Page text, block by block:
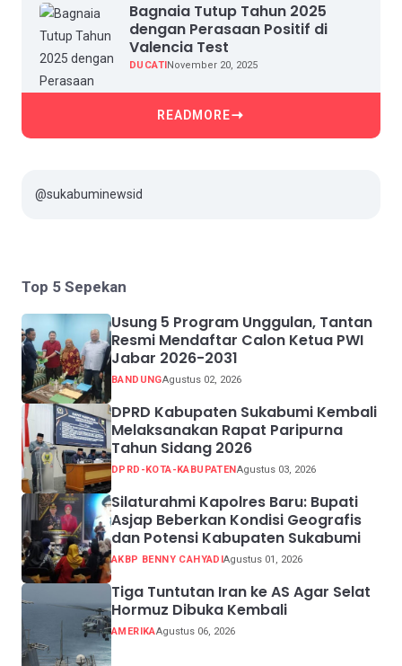
Bagnaia Tutup Tahun 2025
dengan Perasaan Positif di
Valencia Test
DUCATINovember 20, 2025
READMORE
@sukabuminewsid
Top 5 Sepekan
Usung 5 Program Unggulan, Tantan
Resmi Mendaftar Calon Ketua PWI
Jabar 2026-2031
BANDUNGAgustus 02, 2026
DPRD Kabupaten Sukabumi Kembali
Melaksanakan Rapat Paripurna
Tahun Sidang 2026
DPRD-KOTA-KABUPATENAgustus 03, 2026
Silaturahmi Kapolres Baru: Bupati
Asjap Beberkan Kondisi Geografis
dan Potensi Kabupaten Sukabumi
AKBP BENNY CAHYADIAgustus 01, 2026
Tiga Tuntutan Iran ke AS Agar Selat
Hormuz Dibuka Kembali
AMERIKAAgustus 06, 2026